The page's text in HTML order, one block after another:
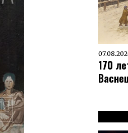
170